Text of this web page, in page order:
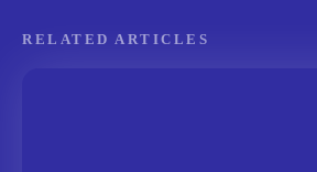
RELATED ARTICLES